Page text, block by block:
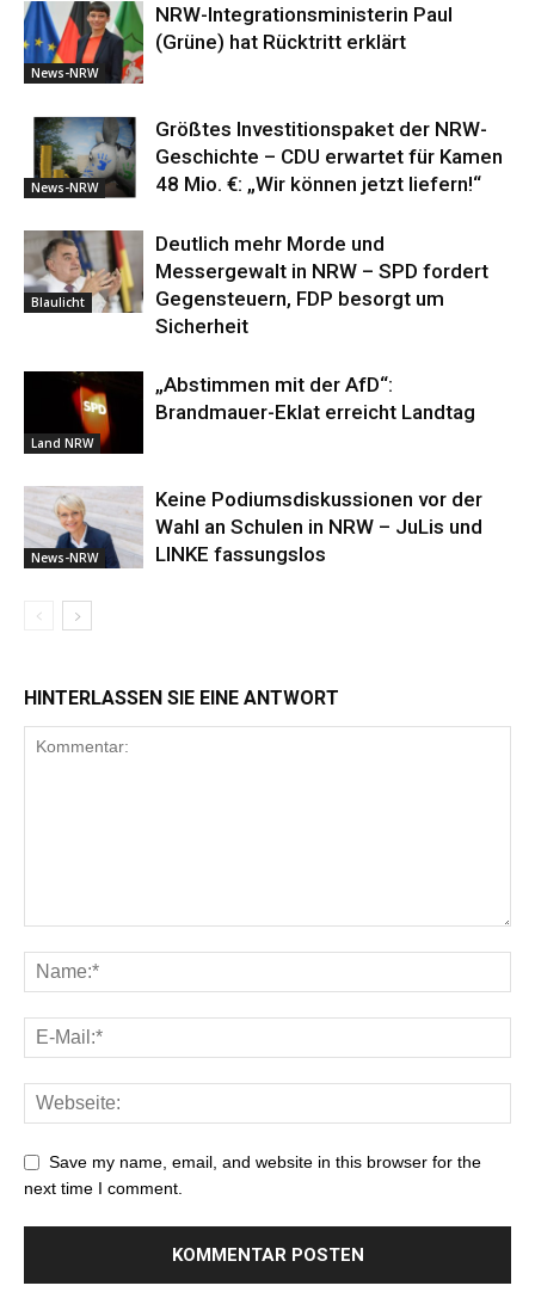
News-NRW
NRW-Integrationsministerin Paul
(Grüne) hat Rücktritt erklärt
News-NRW
Größtes Investitionspaket der NRW-
Geschichte – CDU erwartet für Kamen
48 Mio. €: „Wir können jetzt liefern!“
Blaulicht
Deutlich mehr Morde und
Messergewalt in NRW – SPD fordert
Gegensteuern, FDP besorgt um
Sicherheit
Land NRW
„Abstimmen mit der AfD“:
Brandmauer-Eklat erreicht Landtag
News-NRW
Keine Podiumsdiskussionen vor der
Wahl an Schulen in NRW – JuLis und
LINKE fassungslos
HINTERLASSEN SIE EINE ANTWORT
Save my name, email, and website in this browser for the
next time I comment.